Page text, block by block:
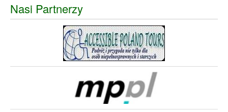
Nasi Partnerzy